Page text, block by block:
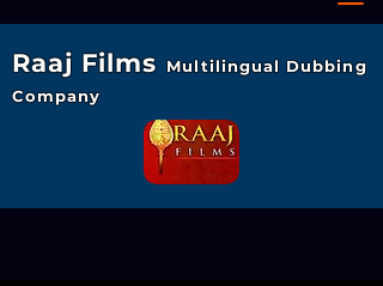
Raaj Films Multilingual Dubbing
Company